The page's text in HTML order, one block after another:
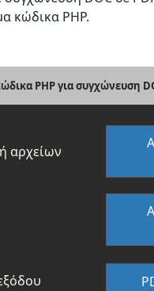
κώδικα PHP.
PHP για συγχώνευση
αρχείων